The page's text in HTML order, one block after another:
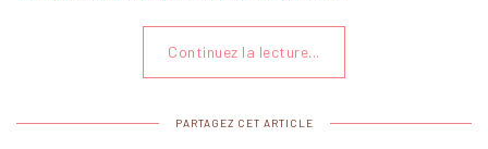
Continuez la lecture...
PARTAGEZ CET ARTICLE